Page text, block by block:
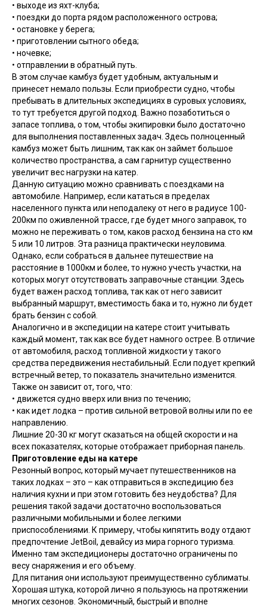
• выходе из яхт-клуба;
• поездки до порта рядом расположенного острова;
• остановке у берега;
• приготовлении сытного обеда;
• ночевке;
• отправлении в обратный путь.
В этом случае камбуз будет удобным, актуальным и
принесет немало пользы. Если приобрести судно, чтобы
пребывать в длительных экспедициях в суровых условиях,
то тут требуется другой подход. Важно позаботиться о
запасе топлива, о том, чтобы экипировки было достаточно
для выполнения поставленных задач. Здесь полноценный
камбуз может быть лишним, так как он займет большое
количество пространства, а сам гарнитур существенно
увеличит вес нагрузки на катер.
Данную ситуацию можно сравнивать с поездками на
автомобиле. Например, если кататься в пределах
населенного пункта или неподалеку от него в радиусе 100-
200км по оживленной трассе, где будет много заправок, то
можно не переживать о том, каков расход бензина на сто км
5 или 10 литров. Эта разница практически неуловима.
Однако, если собраться в дальнее путешествие на
расстояние в 1000км и более, то нужно учесть участки, на
которых могут отсутствовать заправочные станции. Здесь
будет важен расход топлива, так как от него зависит
выбранный маршрут, вместимость бака и то, нужно ли будет
брать бензин с собой.
Аналогично и в экспедиции на катере стоит учитывать
каждый момент, так как все будет намного острее. В отличие
от автомобиля, расход топливной жидкости у такого
средства передвижения нестабильный. Если подует крепкий
встречный ветер, то показатель значительно изменится.
Также он зависит от, того, что:
• движется судно вверх или вниз по течению;
• как идет лодка – против сильной ветровой волны или по ее
направлению.
Лишние 20-30 кг могут сказаться на общей скорости и на
всех показателях, которые отображает приборная панель.
Приготовление еды на катере
Резонный вопрос, который мучает путешественников на
таких лодках – это – как отправиться в экспедицию без
наличия кухни и при этом готовить без неудобства? Для
решения такой задачи достаточно воспользоваться
различными мобильными и более легкими
приспособлениями. К примеру, чтобы кипятить воду отдают
предпочтение JetBoil, девайсу из мира горного туризма.
Именно там экспедиционеры достаточно ограничены по
весу снаряжения и его объему.
Для питания они используют преимущественно сублиматы.
Хорошая штука, которой лично я пользуюсь на протяжении
многих сезонов. Экономичный, быстрый и вполне